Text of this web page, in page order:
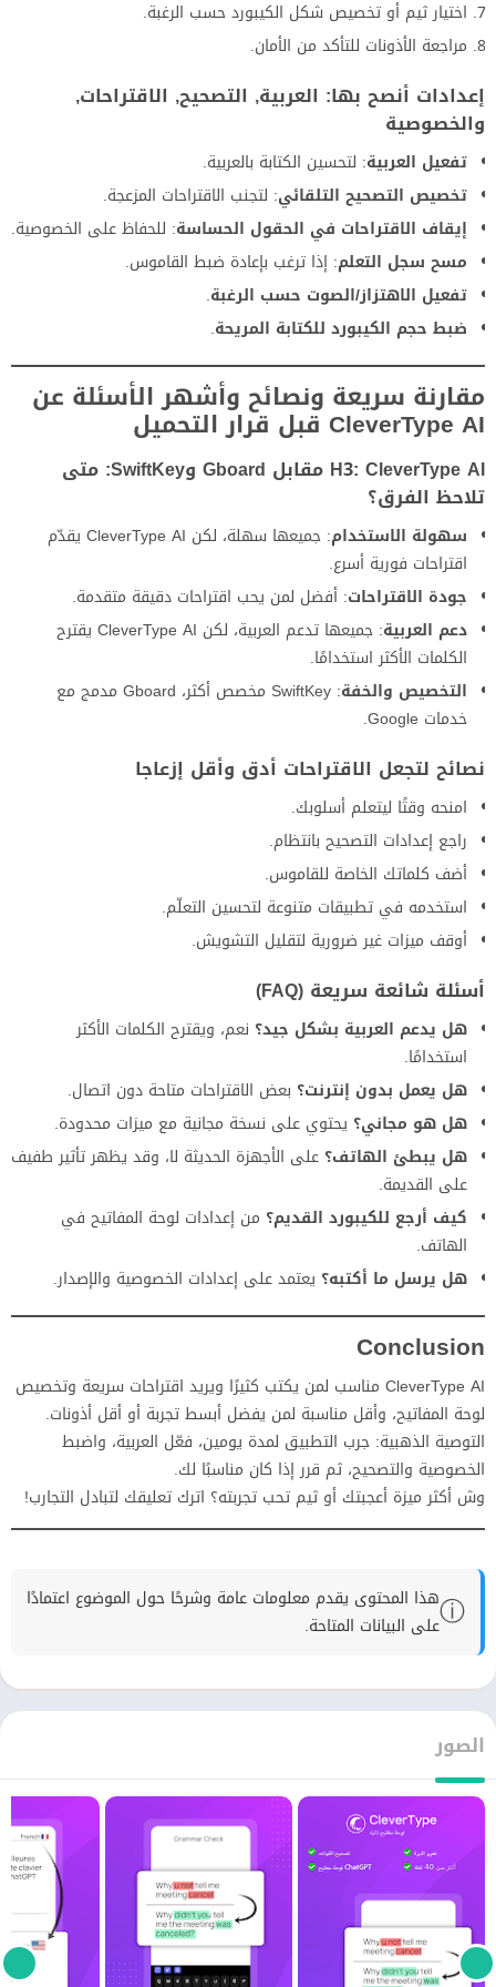
اختيار ثيم أو تخصيص شكل الكيبورد حسب الرغبة.
مراجعة الأذونات للتأكد من الأمان.
إعدادات أنصح بها: العربية, التصحيح, الاقتراحات,
والخصوصية
تفعيل العربية: لتحسين الكتابة بالعربية.
تخصيص التصحيح التلقائي: لتجنب الاقتراحات المزعجة.
إيقاف الاقتراحات في الحقول الحساسة: للحفاظ على الخصوصية.
مسح سجل التعلم: إذا ترغب بإعادة ضبط القاموس.
تفعيل الاهتزاز/الصوت حسب الرغبة.
ضبط حجم الكيبورد للكتابة المريحة.
مقارنة سريعة ونصائح وأشهر الأسئلة عن
CleverType AI قبل قرار التحميل
H3: CleverType AI مقابل Gboard وSwiftKey: متى
تلاحظ الفرق؟
سهولة الاستخدام
: جميعها سهلة، لكن CleverType AI يقدّم
اقتراحات فورية أسرع.
جودة الاقتراحات: أفضل لمن يحب اقتراحات دقيقة متقدمة.
دعم العربية
: جميعها تدعم العربية، لكن CleverType AI يقترح
الكلمات الأكثر استخدامًا.
التخصيص والخفة
: SwiftKey مخصص أكثر، Gboard مدمج مع
خدمات Google.
نصائح لتجعل الاقتراحات أدق وأقل إزعاجا
امنحه وقتًا ليتعلم أسلوبك.
راجع إعدادات التصحيح بانتظام.
أضف كلماتك الخاصة للقاموس.
استخدمه في تطبيقات متنوعة لتحسين التعلّم.
أوقف ميزات غير ضرورية لتقليل التشويش.
أسئلة شائعة سريعة (FAQ)
هل يدعم العربية بشكل جيد؟ نعم، ويقترح الكلمات الأكثر
استخدامًا.
هل يعمل بدون إنترنت؟ بعض الاقتراحات متاحة دون اتصال.
هل هو مجاني؟ يحتوي على نسخة مجانية مع ميزات محدودة.
هل يبطئ الهاتف؟ على الأجهزة الحديثة لا، وقد يظهر تأثير طفيف
على القديمة.
كيف أرجع للكيبورد القديم؟ من إعدادات لوحة المفاتيح في
الهاتف.
هل يرسل ما أكتبه؟ يعتمد على إعدادات الخصوصية والإصدار.
Conclusion
CleverType AI مناسب لمن يكتب كثيرًا ويريد اقتراحات سريعة وتخصيص
لوحة المفاتيح، وأقل مناسبة لمن يفضل أبسط تجربة أو أقل أذونات.
التوصية الذهبية: جرب التطبيق لمدة يومين، فعّل العربية، واضبط
الخصوصية والتصحيح، ثم قرر إذا كان مناسبًا لك.
وش أكثر ميزة أعجبتك أو ثيم تحب تجربته؟ اترك تعليقك لتبادل التجارب!
ⓘهذا المحتوى يقدم معلومات عامة وشرحًا حول الموضوع اعتمادًا
على البيانات المتاحة.
الصور